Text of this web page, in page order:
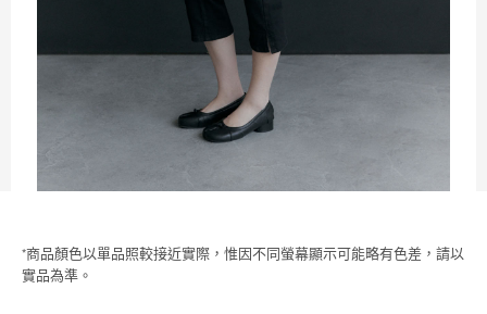
*商品顏色以單品照較接近實際，惟因不同螢幕顯示可能略有色差，請以
實品為準。